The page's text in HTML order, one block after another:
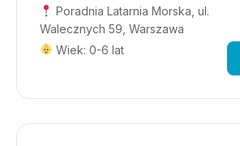
Poradnia Latarnia Morska, ul.
Walecznych 59, Warszawa
Wiek: 0-6 lat